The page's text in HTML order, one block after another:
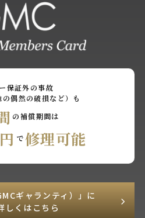
保証外の事故
の偶然の破損など）も
の補償期間は
で修理可能
ギャランティ）」に
しくはこちら